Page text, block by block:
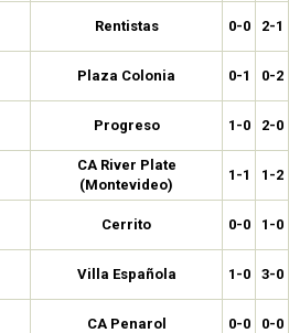
Rentistas 0-0 2-1
Plaza Colonia 0-1 0-2
Progreso 1-0 2-0
CA River Plate
(Montevideo)
1-1 1-2
Cerrito 0-0 1-0
Villa Española 1-0 3-0
CA Penarol 0-0 0-0